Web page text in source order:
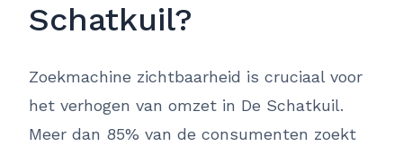
Schatkuil?
Zoekmachine zichtbaarheid is cruciaal voor
het verhogen van omzet in De Schatkuil.
Meer dan 85% van de consumenten zoekt